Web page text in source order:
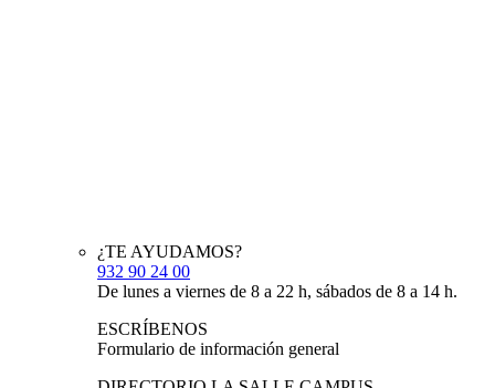
¿TE AYUDAMOS?
932 90 24 00
De lunes a viernes de 8 a 22 h, sábados de 8 a 14 h.
ESCRÍBENOS
Formulario de información general